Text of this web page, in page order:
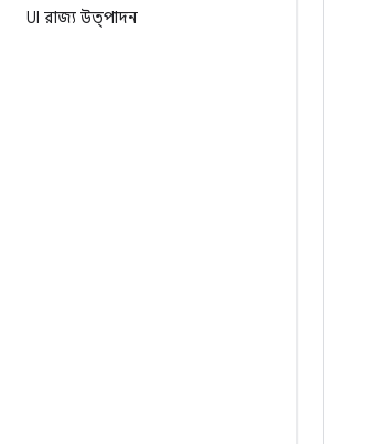
UI রাজ্য উত্পাদন